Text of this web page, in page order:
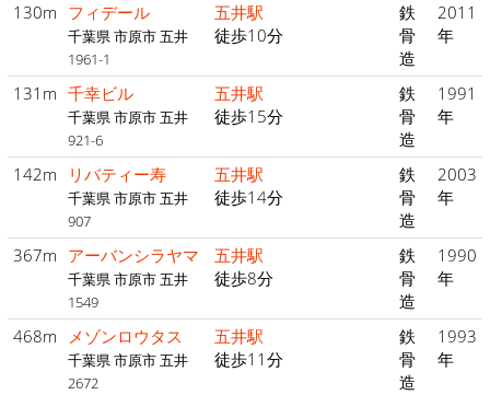
130m フィデール
千葉県 市原市 五井
1961-1
五井駅
徒歩10分
鉄
骨
造
2011
年
131m 千幸ビル
千葉県 市原市 五井
921-6
五井駅
徒歩15分
鉄
骨
造
1991
年
142m リバティー寿
千葉県 市原市 五井
907
五井駅
徒歩14分
鉄
骨
造
2003
年
367m アーバンシラヤマ
千葉県 市原市 五井
1549
五井駅
徒歩8分
鉄
骨
造
1990
年
468m メゾンロウタス
千葉県 市原市 五井
2672
五井駅
徒歩11分
鉄
骨
造
1993
年